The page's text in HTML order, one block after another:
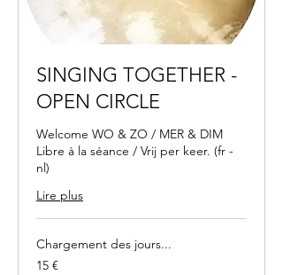
SINGING TOGETHER -
OPEN CIRCLE
Welcome WO & ZO / MER & DIM
Libre à la séance / Vrij per keer. (fr -
nl)
Lire plus
Chargement des jours...
15
euros
15 €